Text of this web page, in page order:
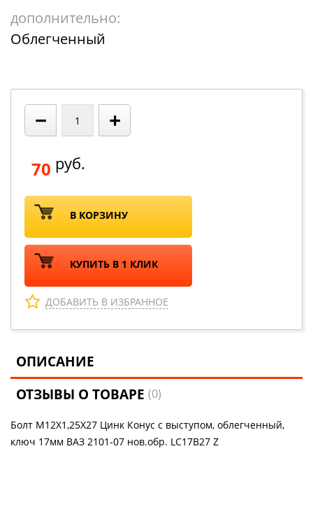
дополнительно:
Облегченный
− +
70 руб.
В КОРЗИНУ
КУПИТЬ В 1 КЛИК
ДОБАВИТЬ В ИЗБРАННОЕ
ОПИСАНИЕ
ОТЗЫВЫ О ТОВАРЕ(0)
Болт M12X1,25X27 Цинк Конус с выступом, облегченный,
ключ 17мм ВАЗ 2101-07 нов.обр. LC17B27 Z